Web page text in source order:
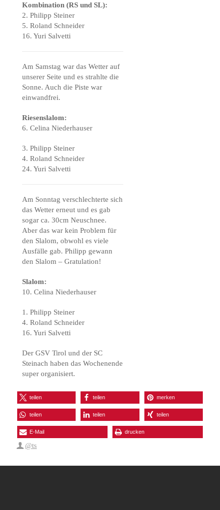
Kombination (RS und SL):
2. Philipp Steiner
5. Roland Schneider
16. Yuri Salvetti
Am Samstag war das Wetter auf
unserer Seite und es strahlte die
Sonne. Auch die Piste war
einwandfrei.
Riesenslalom:
6. Celina Niederhauser
3. Philipp Steiner
4. Roland Schneider
24. Yuri Salvetti
Am Sonntag verschlechterte sich
das Wetter erneut und es gab
sogar ca. 30cm Neuschnee.
Aber das war kein Problem für
den Slalom, obwohl es viele
Ausfälle gab. Philipp gewann
den Slalom – Gratulation!
Slalom:
10. Celina Niederhauser
1. Philipp Steiner
4. Roland Schneider
16. Yuri Salvetti
Der GSV Tirol und der SC
Steinach haben das Wochenende
super organisiert.
teilen teilen merken
teilen teilen teilen
E-Mail drucken
@ts